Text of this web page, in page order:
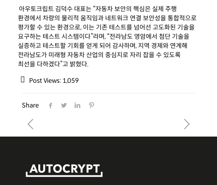
아우토크립트 김덕수 대표는 “자동차 보안의 핵심은 실제 주행
환경에서 차량의 물리적 움직임과 네트워크 연결 보안성을 통합적으로
평가할 수 있는 환경으로, 이는 기존 테스트를 넘어선 고도화된 기술을
요구하는 테스트 시스템이다”라며, “전라남도 영암에서 첨단 기술을
실증하고 테스트할 기회를 얻게 되어 감사하며, 지역 경제와 연계해
전라남도가 미래형 자동차 산업의 중심지로 자리 잡을 수 있도록
최선을 다하겠다”고 밝혔다.
Post Views: 1,059
Share